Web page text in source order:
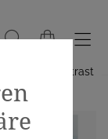
Hoher Kontrast